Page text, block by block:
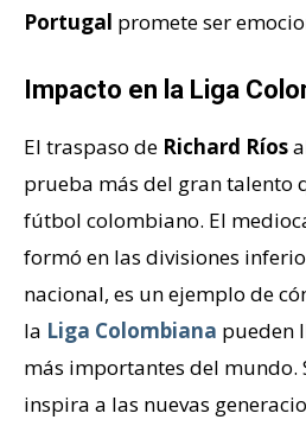
Portugal promete ser
Impacto en la Liga
El traspaso de Richard Ríos
prueba más del gran talento
fútbol colombiano. El
formó en las divisiones
nacional, es un ejemplo de
la Liga Colombiana pueden
más importantes del mundo.
inspira a las nuevas